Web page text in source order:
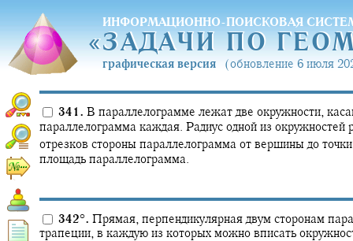
ИНФОРМАЦИОННО-ПОИСКОВАЯ
«ЗАДАЧИ ПО
«ЗАДАЧИ ПО
графическая версия (обновление 6 июля
341. В параллелограмме лежат две окружности,
параллелограмма каждая. Радиус одной из окружностей
отрезков стороны параллелограмма от вершины до
площадь параллелограмма.
342°. Прямая, перпендикулярная двум сторонам
трапеции, в каждую из которых можно вписать